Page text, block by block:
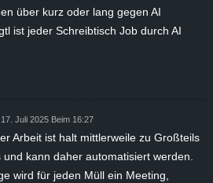
über kurz oder lang gegen AI
ist jeder Schreibtisch Job durch AI
17. Juli 2025 Beim 16:27
Arbeit ist halt mittlerweile zu Großteils
und kann daher automatisiert werden.
wird für jeden Müll ein Meeting,